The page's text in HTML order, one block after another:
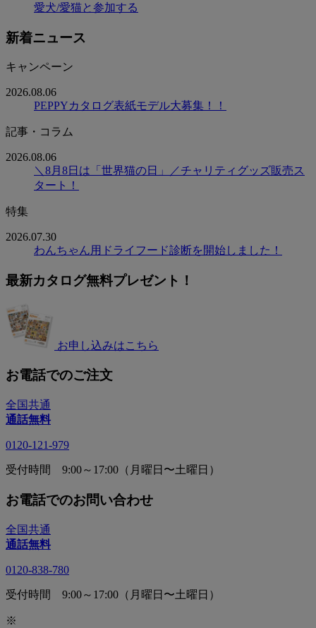
愛犬/愛猫と参加する
新着ニュース
キャンペーン
2026.08.06
PEPPYカタログ表紙モデル大募集！！
記事・コラム
2026.08.06
＼8月8日は「世界猫の日」／チャリティグッズ販売ス
タート！
特集
2026.07.30
わんちゃん用ドライフード診断を開始しました！
最新カタログ無料プレゼント！
お申し込みはこちら
お電話でのご注文
全国共通
通話無料
0120-121-979
受付時間 9:00～17:00（月曜日〜土曜日）
お電話でのお問い合わせ
全国共通
通話無料
0120-838-780
受付時間 9:00～17:00（月曜日〜土曜日）
※